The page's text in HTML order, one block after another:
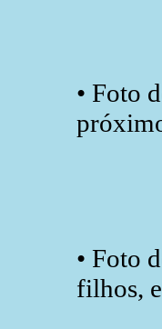
• Foto
• Foto
filhos,